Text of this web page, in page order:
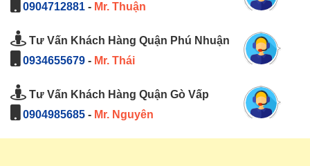
0904712881 - Mr. Thuận
Tư Vấn Khách Hàng Quận Phú Nhuận
0934655679 - Mr. Thái
Tư Vấn Khách Hàng Quận Gò Vấp
0904985685 - Mr. Nguyên